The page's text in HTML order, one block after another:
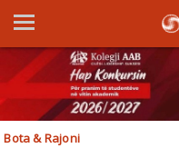
Bota & Rajoni